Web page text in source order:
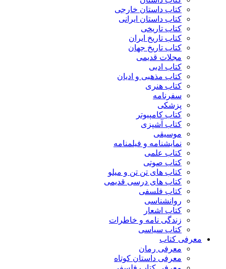
کتاب داستان خارجی
کتاب داستان ایرانی
کتاب تاریخی
کتاب تاریخ ایران
کتاب تاریخ جهان
مجلات قدیمی
کتاب ادبی
کتاب مذهبی و ادیان
کتاب هنری
سفرنامه
پزشکی
کتاب کامپیوتر
کتاب آشپزی
موسیقی
نمایشنامه و فیلمنامه
کتاب علمی
کتاب صوتی
کتاب های تن تن و میلو
کتاب های درسی قدیمی
کتاب فلسفی
روانشناسی
کتاب اشعار
زندگی نامه و خاطرات
کتاب سیاسی
معرفی کتاب
معرفی رمان
معرفی داستان کوتاه